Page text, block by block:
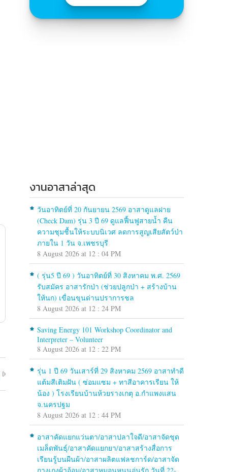
งานอาสาล่าสุด
วันอาทิตย์ที่ 20 กันยายน 2569 อาสาดูแลฝาย
(Check Dam) รุ่น 3 ปี 69 ดูแลฟื้นฟูสายน้ำ คืน
ความชุมชื้นให้ระบบนิเวศ ลดการสูญเสียสัตว์ป่า
ภายใน 1 วัน จ.เพชรบุรี
8 August 2026 at 12 : 04 PM
( รุ่น5 ปี 69 ) วันอาทิตย์ที่ 30 สิงหาคม พ.ศ. 2569
รับสมัคร อาสารักป่า (ช่วยปลูกป่า + สร้างบ้าน
ให้นก) เขื่อนขุนด่านปราการชล
8 August 2026 at 12 : 24 PM
Saving Energy 101 Workshop Coordinator and
Interpreter – Volunteer
8 August 2026 at 12 : 22 PM
รุ่น 1 ปี 69 วันเสาร์ที่ 29 สิงหาคม 2569 อาสาทำดี
แต้มสีเติมฝัน ( ซ่อมแซม + ทาสีอาคารเรียน ให้
น้อง ) โรงเรียนบ้านห้วยรางเกตุ อ.กำแพงแสน
จ.นครปฐม
8 August 2026 at 12 : 44 PM
อาสาคัดแยกแว่นตา/อาสาปลาใจดี/อาสาจัดชุด
เมล็ดพันธุ์/อาสาคัดแยกยา/อาสาสร้างสื่อการ
เรียนรู้บนผืนผ้า/อาสาผลิตแฟลชการ์ด/อาสาจัด